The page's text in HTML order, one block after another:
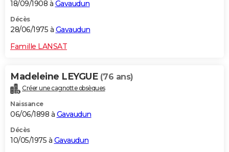
18/09/1908 à Gavaudun
Décès
28/06/1975 à Gavaudun
Famille LANSAT
Madeleine LEYGUE (76 ans)
Créer une cagnotte obsèques
Naissance
06/06/1898 à Gavaudun
Décès
10/05/1975 à Gavaudun